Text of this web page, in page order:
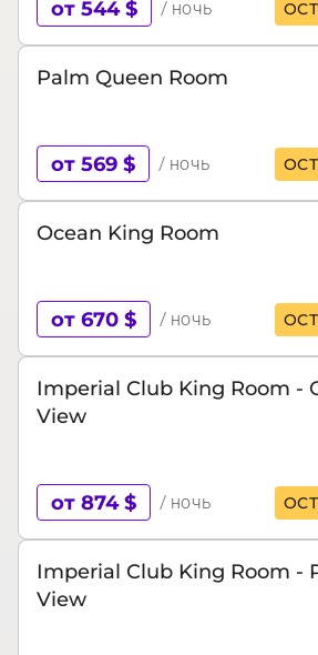
от 544 $ / ночь
Palm Queen Room
от 569 $ / ночь
Ocean King Room
от 670 $ / ночь
Imperial Club King Room -
View
от 874 $ / ночь
Imperial Club King Room -
View